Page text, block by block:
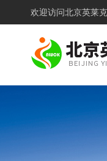
欢迎访问北京英莱